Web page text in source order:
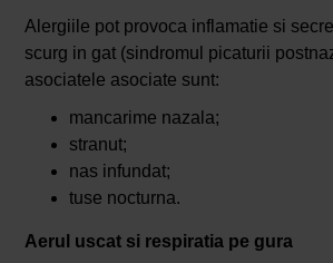
Alergiile pot provoca inflamatie si
scurg in gat (sindromul picaturii
asociatele asociate sunt:
mancarime nazala;
stranut;
nas infundat;
tuse nocturna.
Aerul uscat si respiratia pe gura